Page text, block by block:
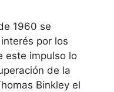
1960 se
por los
este impulso lo
de la
Binkley el